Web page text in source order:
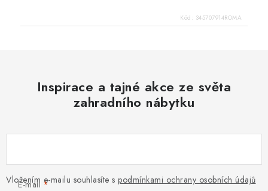
Kód: 345707914ROMA
Inspirace a tajné akce ze světa
zahradního nábytku
E-mail
Vložením e-mailu souhlasíte s podmínkami ochrany osobních údajů